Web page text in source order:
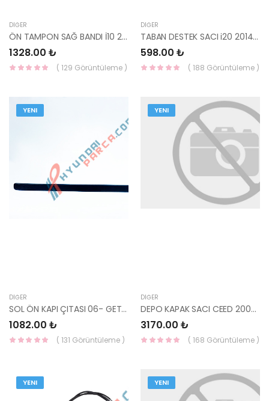
DIĞER
ÖN TAMPON SAĞ BANDI İ10 2007-2011 86524-0X000-HMC
1328.00 ₺
( 129 Görüntüleme )
DIĞER
TABAN DESTEK SACI i20 2014- 65587-C8000-HMC
598.00 ₺
( 188 Görüntüleme )
YENI
DIĞER
SOL ÖN KAPI ÇITASI 06- GETZ 87721-1C500CA-YS
1082.00 ₺
( 131 Görüntüleme )
YENI
DIĞER
DEPO KAPAK SACI CEED 2007-2012 69510-1H500-HMC
3170.00 ₺
( 168 Görüntüleme )
YENI YENI